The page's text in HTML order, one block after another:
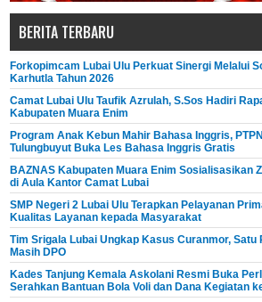
BERITA TERBARU
Forkopimcam Lubai Ulu Perkuat Sinergi Melalui
Karhutla Tahun 2026
Camat Lubai Ulu Taufik Azrulah, S.Sos Hadiri
Kabupaten Muara Enim
Program Anak Kebun Mahir Bahasa Inggris,
Tulungbuyut Buka Les Bahasa Inggris Gratis
BAZNAS Kabupaten Muara Enim Sosialisasikan
di Aula Kantor Camat Lubai
SMP Negeri 2 Lubai Ulu Terapkan Pelayanan
Kualitas Layanan kepada Masyarakat
Tim Srigala Lubai Ungkap Kasus Curanmor, Satu
Masih DPO
Kades Tanjung Kemala Askolani Resmi Buka
Serahkan Bantuan Bola Voli dan Dana Kegiatan